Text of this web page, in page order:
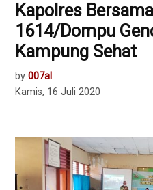
Kapolres
1614/Dompu
Kampung Sehat
by 007al
Kamis, 16 Juli 2020